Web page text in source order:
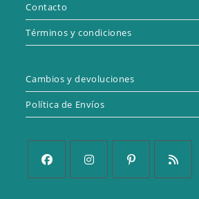
Contacto
Términos y condiciones
Cambios y devoluciones
Política de Envíos